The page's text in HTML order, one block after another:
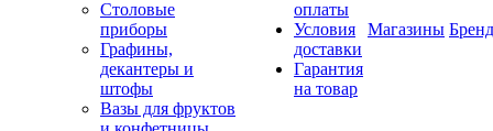
Столовые
приборы
Графины,
декантеры и
штофы
Вазы для фруктов
оплаты
Условия
доставки
Гарантия
на товар
Магазины